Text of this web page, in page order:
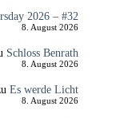
2026 – #32
8. August 2026
Schloss Benrath
8. August 2026
Es werde Licht
8. August 2026